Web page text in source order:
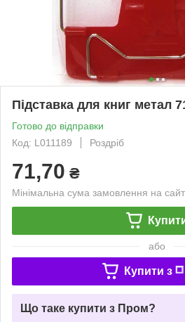
Підставка для книг метал
Готово до відправки
Код: L011189
Роздріб
71,70 ₴
Мінімальна сума замовлення на
або
Купити з
Що таке купити з Пром?